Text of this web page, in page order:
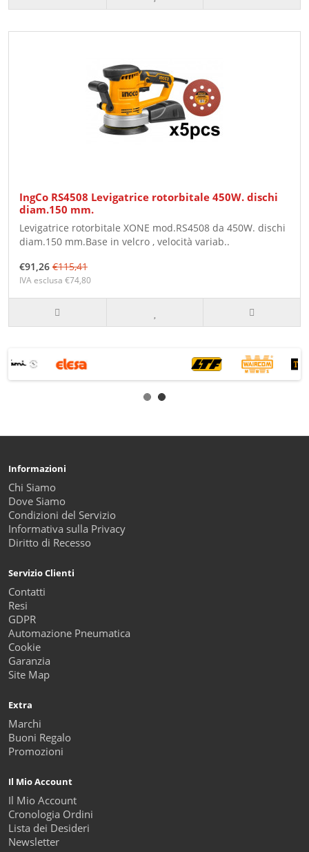
IngCo RS4508 Levigatrice rotorbitale 450W. dischi
diam.150 mm.
Levigatrice rotorbitale XONE mod.RS4508 da 450W. dischi
diam.150 mm.Base in velcro , velocità variab..
€91,26 €115,41
IVA esclusa €74,80
Informazioni
Chi Siamo
Dove Siamo
Condizioni del Servizio
Informativa sulla Privacy
Diritto di Recesso
Servizio Clienti
Contatti
Resi
GDPR
Automazione Pneumatica
Cookie
Garanzia
Site Map
Extra
Marchi
Buoni Regalo
Promozioni
Il Mio Account
Il Mio Account
Cronologia Ordini
Lista dei Desideri
Newsletter